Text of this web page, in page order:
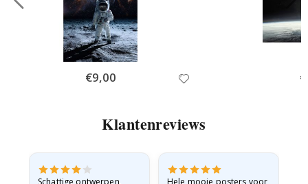
Special
Price
€9,00
Klantenreviews
Schattige ontwerpen,
Hele mooie posters voor